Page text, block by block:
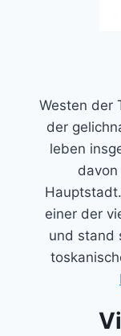
Westen der
der
leben
einer der
und stand